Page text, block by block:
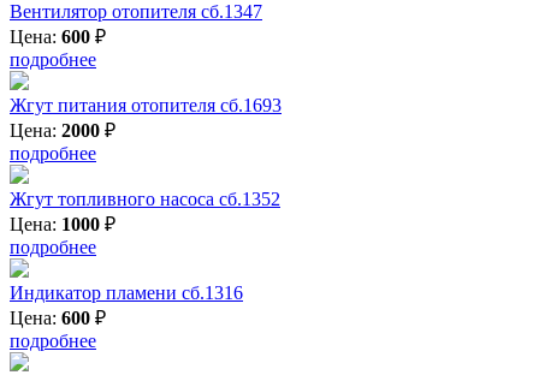
Вентилятор отопителя сб.1347
Цена: 600 ₽
подробнее
Жгут питания отопителя сб.1693
Цена: 2000 ₽
подробнее
Жгут топливного насоса сб.1352
Цена: 1000 ₽
подробнее
Индикатор пламени сб.1316
Цена: 600 ₽
подробнее